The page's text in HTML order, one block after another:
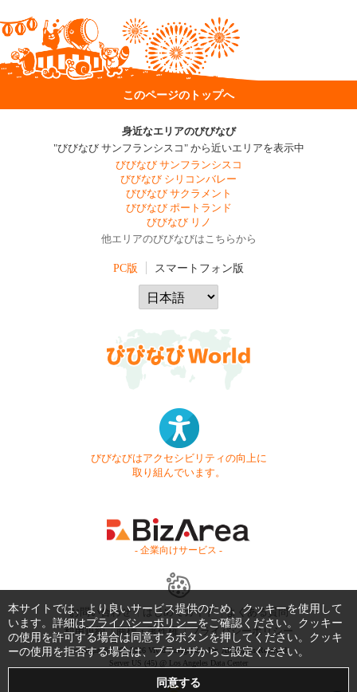
このページのトップへ
身近なエリアのびびなび
"びびなび サンフランシスコ" から近いエリアを表示中
びびなび サンフランシスコ
びびなび シリコンバレー
びびなび サクラメント
びびなび ポートランド
びびなび リノ
他エリアのびびなびはこちらから
PC版 スマートフォン版
びびなびはアクセシビリティの向上に
取り組んでいます。
- 企業向けサービス -
お問い合わせ はじめてガイド
よくある質問
利用規約
商標・著作権 プライバシーポリシー
Copyright © 1999-2026 Vivid Navigation, Inc. All Rights Reserved.
Server US (45) @ Los Angeles Data Center
本サイトでは、より良いサービス提供のため、クッキーを使用して
います。詳細はプライバシーポリシーをご確認ください。クッキー
の使用を許可する場合は同意するボタンを押してください。クッキ
ーの使用を拒否する場合は、ブラウザからご設定ください。